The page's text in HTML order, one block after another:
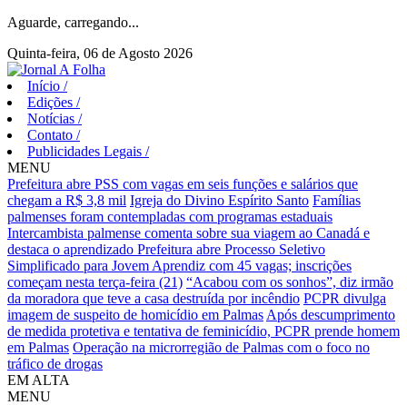
Aguarde, carregando...
Quinta-feira, 06 de Agosto 2026
Início /
Edições /
Notícias /
Contato /
Publicidades Legais /
MENU
Prefeitura abre PSS com vagas em seis funções e salários que
chegam a R$ 3,8 mil Igreja do Divino Espírito Santo Famílias
palmenses foram contempladas com programas estaduais
Intercambista palmense comenta sobre sua viagem ao Canadá e
destaca o aprendizado Prefeitura abre Processo Seletivo
Simplificado para Jovem Aprendiz com 45 vagas; inscrições
começam nesta terça-feira (21) “Acabou com os sonhos”, diz irmão
da moradora que teve a casa destruída por incêndio PCPR divulga
imagem de suspeito de homicídio em Palmas Após descumprimento
de medida protetiva e tentativa de feminicídio, PCPR prende homem
em Palmas Operação na microrregião de Palmas com o foco no
tráfico de drogas
EM ALTA
MENU